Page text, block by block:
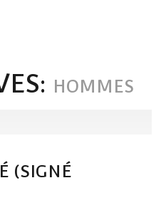
HOMMES
(SIGNÉ